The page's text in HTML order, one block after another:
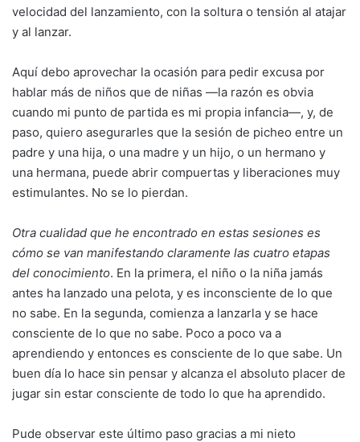
velocidad del lanzamiento, con la soltura o tensión al atajar
y al lanzar.
Aquí debo aprovechar la ocasión para pedir excusa por
hablar más de niños que de niñas —la razón es obvia
cuando mi punto de partida es mi propia infancia—, y, de
paso, quiero asegurarles que la sesión de picheo entre un
padre y una hija, o una madre y un hijo, o un hermano y
una hermana, puede abrir compuertas y liberaciones muy
estimulantes. No se lo pierdan.
Otra cualidad que he encontrado en estas sesiones es
cómo se van manifestando claramente las cuatro etapas
del conocimiento. En la primera, el niño o la niña jamás
antes ha lanzado una pelota, y es inconsciente de lo que
no sabe. En la segunda, comienza a lanzarla y se hace
consciente de lo que no sabe. Poco a poco va a
aprendiendo y entonces es consciente de lo que sabe. Un
buen día lo hace sin pensar y alcanza el absoluto placer de
jugar sin estar consciente de todo lo que ha aprendido.
Pude observar este último paso gracias a mi nieto